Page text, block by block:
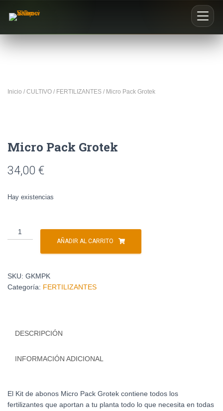
Inicio / CULTIVO / FERTILIZANTES / Micro Pack Grotek
Micro Pack Grotek
34,00 €
Hay existencias
Micro
Pack
AÑADIR AL CARRITO
SKU: GKMPK
Categoría: FERTILIZANTES
DESCRIPCIÓN
INFORMACIÓN ADICIONAL
El Kit de abonos Micro Pack Grotek contiene todos los
fertilizantes que aportan a tu planta todo lo que necesita en todas